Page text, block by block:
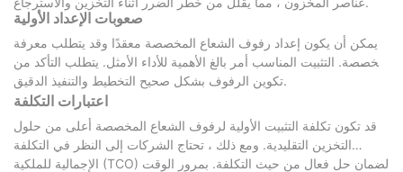
صعوبات الإعداد الأولية
يمكن أن يكون إعداد رفوف الشعاع المخصصة معقدًا وقد يتطلب معرفة
متخصصة. التثبيت المناسب أمر بالغ الأهمية للأداء الأمثل. يتطلب التأكد من
تكوين الرفوف بشكل صحيح التخطيط والتنفيذ الدقيق.
اعتبارات التكلفة
قد تكون تكلفة التثبيت الأولية لرفوف الشعاع المخصصة أعلى من حلول
التخزين التقليدية. ومع ذلك ، تحتاج الشركات إلى النظر في التكلفة
الإجمالية للملكية (TCO) لضمان حل فعال من حيث التكلفة. بمرور الوقت